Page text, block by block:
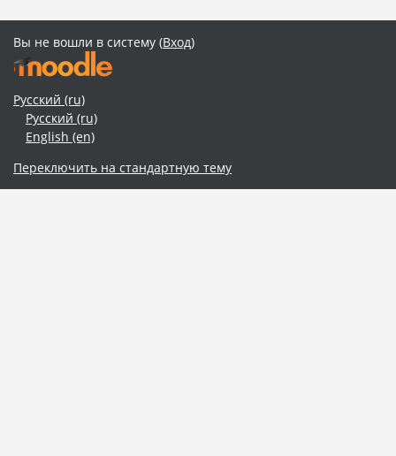
Вы не вошли в систему (Вход)
Русский ‎(ru)‎
Русский ‎(ru)‎
English ‎(en)‎
Переключить на стандартную тему